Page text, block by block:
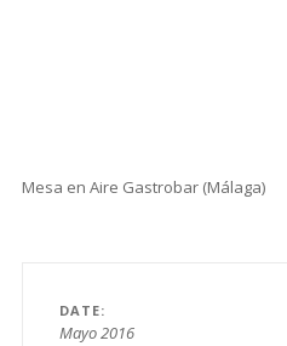
Mesa en Aire Gastrobar (Málaga)
DATE
Mayo 2016